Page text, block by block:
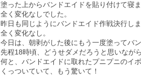
塗った上からバンドエイドを貼り付けて寝ま
全く変化なしでした。
昨日も同じようにバンドエイド作戦決行しま
全く変化なし。
今日は、朝剥がした後にもう一度塗ってバ
先程18時頃、どうせダメだろうと思いなが
何と、バンドエイドに取れたプニプニのイ
くっついていて、もう驚いて！